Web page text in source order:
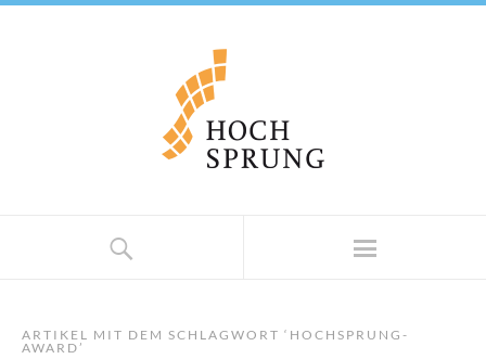
ARTIKEL MIT DEM SCHLAGWORT ‘ HOCHSPRUNG-
AWARD’